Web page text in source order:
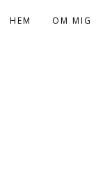
HEM OM MIG